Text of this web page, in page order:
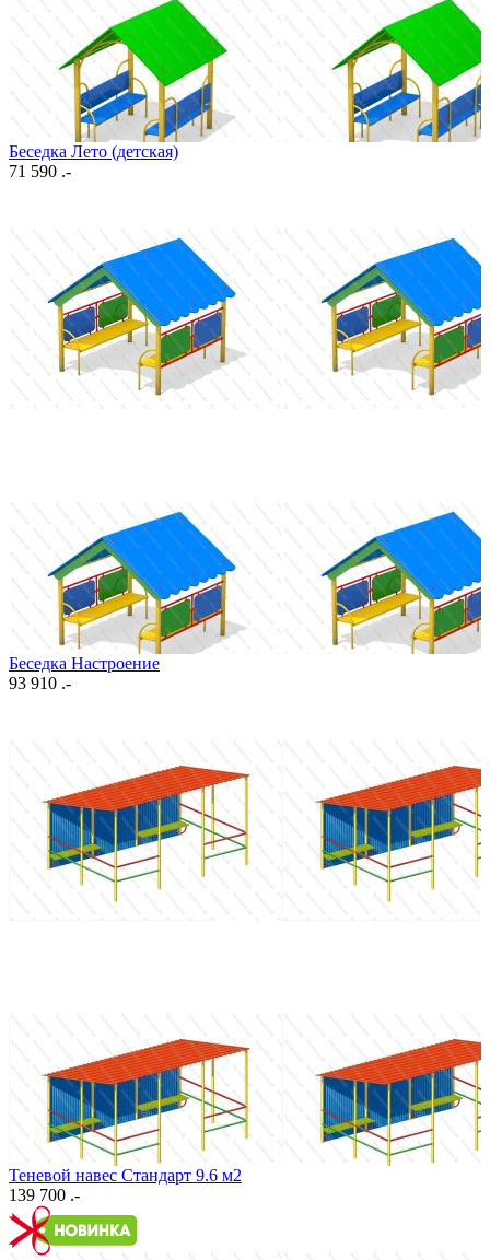
Беседка Лето (детская)
71 590 .-
Беседка Настроение
93 910 .-
Теневой навес Стандарт 9.6 м2
139 700 .-